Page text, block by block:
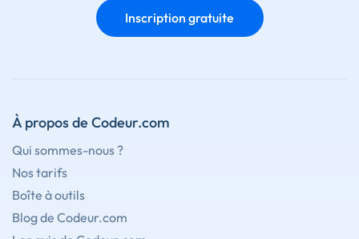
Inscription gratuite
À propos de Codeur.com
Qui sommes-nous ?
Nos tarifs
Boîte à outils
Blog de Codeur.com